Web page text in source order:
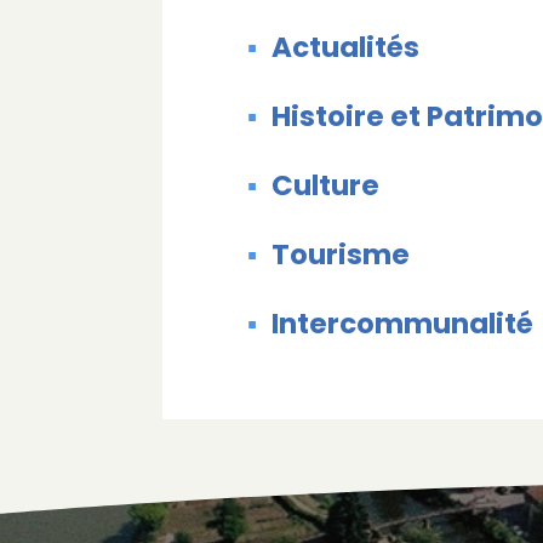
Actualités
Histoire et
Culture
Tourisme
Intercommunalité